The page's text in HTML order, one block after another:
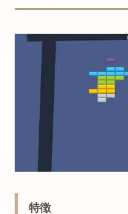
特徴